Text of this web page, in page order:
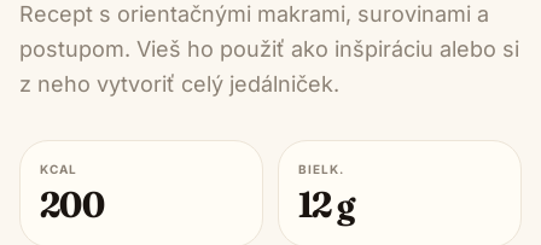
Recept s orientačnými makrami, surovinami a
postupom. Vieš ho použiť ako inšpiráciu alebo si
z neho vytvoriť celý jedálniček.
KCAL
200
BIELK.
12g